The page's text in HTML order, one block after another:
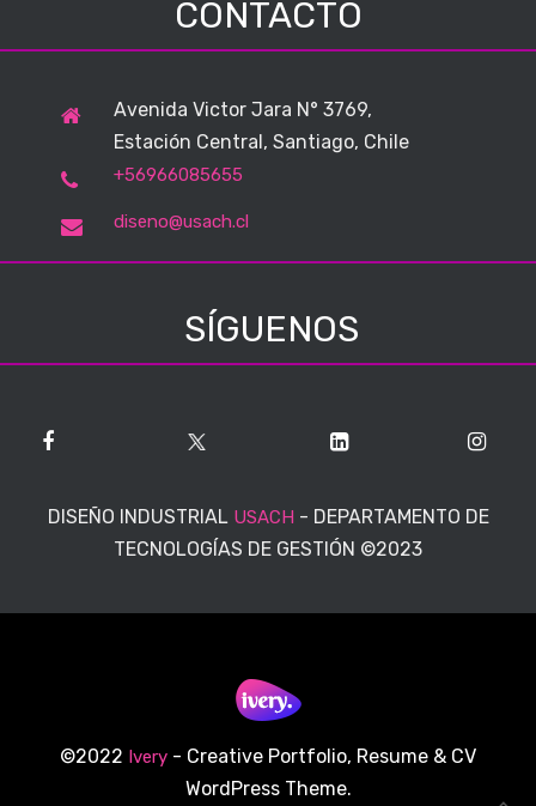
CONTACTO
Avenida Victor Jara N° 3769,
Estación Central, Santiago, Chile
+56966085655
diseno@usach.cl
SÍGUENOS
DISEÑO INDUSTRIAL USACH - DEPARTAMENTO DE
TECNOLOGÍAS DE GESTIÓN ©2023
©2022 Ivery - Creative Portfolio, Resume & CV
WordPress Theme.